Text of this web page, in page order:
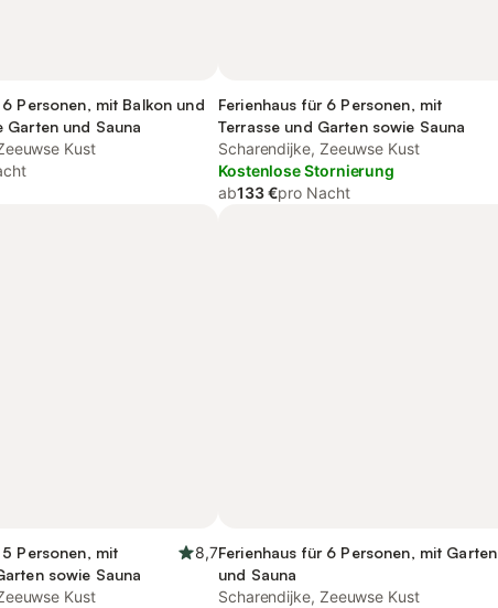
Personen, mit Balkon und
Garten und Sauna
Kust
Ferienhaus für 6 Personen, mit
Terrasse und Garten sowie Sauna
Scharendijke, Zeeuwse Kust
Kostenlose Stornierung
ab133 €pro Nacht
Personen, mit
sowie Sauna
8,7
Kust
Ferienhaus für 6 Personen, mit Garten
und Sauna
Scharendijke, Zeeuwse Kust